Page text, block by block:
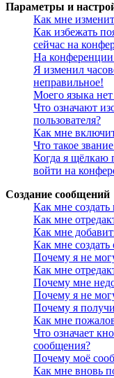
Параметры и
Как мне
Как избежать
сейчас на
На
Я изменил
неправильное!
Моего языка
Что означают
пользователя?
Как мне
Что такое
Когда я щёлкаю
войти на
Создание сообщений
Как мне
Как мне
Как мне
Как мне создать
Почему я не
Как мне
Почему мне
Почему я не
Почему я
Как мне
Что означает
сообщения?
Почему моё
Как мне вновь